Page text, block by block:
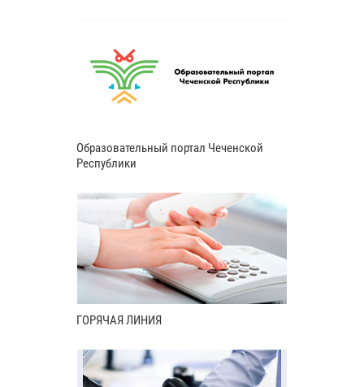
Образовательный портал Чеченской
Республики
ГОРЯЧАЯ ЛИНИЯ